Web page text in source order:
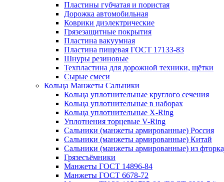
Пластины губчатая и пористая
Дорожка автомобильная
Коврики диэлектрические
Грязезащитные покрытия
Пластина вакуумная
Пластина пищевая ГОСТ 17133-83
Шнуры резиновые
Техпластина для дорожной техники, щётки
Сырые смеси
Кольца Манжеты Сальники
Кольца уплотнительные круглого сечения
Кольца уплотнительные в наборах
Кольца уплотнительные Х-Ring
Уплотнения торцевые V-Ring
Сальники (манжеты армированные) Россия
Сальники (манжеты армированные) Китай
Сальники (манжеты армированные) из
Грязесъёмники
Манжеты ГОСТ 14896-84
Манжеты ГОСТ 6678-72